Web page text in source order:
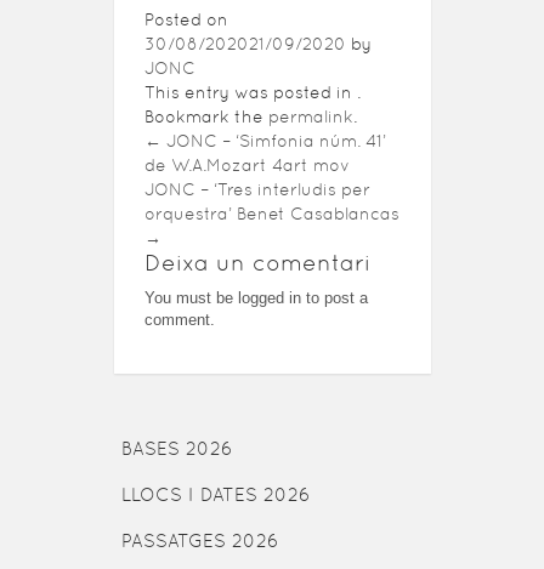
Posted on
30/08/202021/09/2020 by
JONC
This entry was posted in .
Bookmark the permalink
← JONC – ‘Simfonia núm. 41’
de W.A.Mozart 4art mov
JONC – ‘Tres interludis per
orquestra’ Benet Casablancas
→
Deixa un comentari
You must be logged in to post a
comment.
BASES 2026
LLOCS I DATES 2026
PASSATGES 2026